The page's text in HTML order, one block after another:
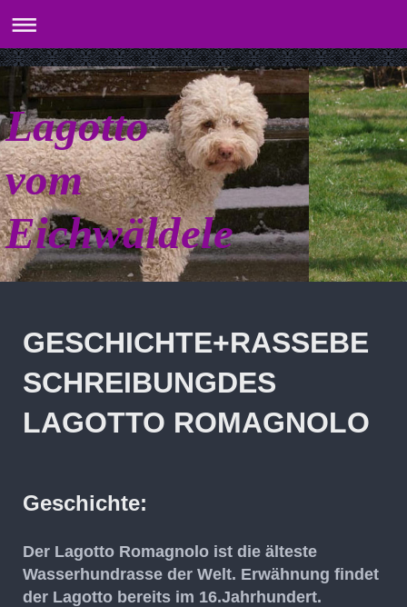
Lagotto
vom
Eichwäldele
GESCHICHTE+RASSEBE
SCHREIBUNGDES
LAGOTTO ROMAGNOLO
Geschichte:
Der Lagotto Romagnolo ist die älteste
Wasserhundrasse der Welt. Erwähnung findet
der Lagotto bereits im 16.Jahrhundert.